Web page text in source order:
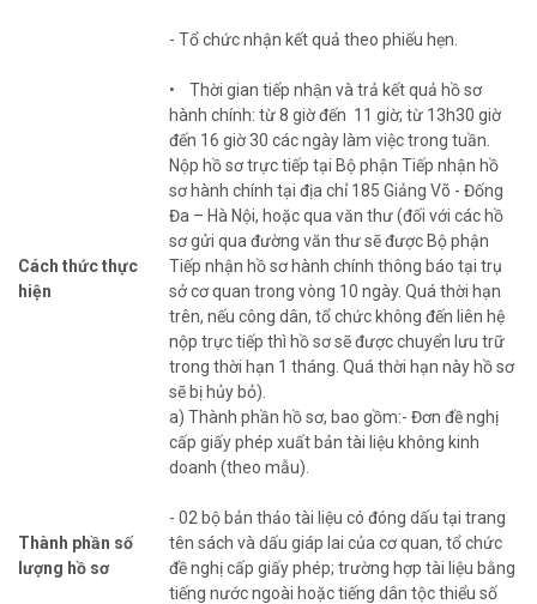
- Tổ chức nhận kết quả theo phiếu hẹn.
• Thời gian tiếp nhận và trả kết quả hồ sơ
hành chính: từ 8 giờ đến 11 giờ; từ 13h30 giờ
đến 16 giờ 30 các ngày làm việc trong tuần.
Cách thức thực
hiện
Nộp hồ sơ trực tiếp tại Bộ phận Tiếp nhận hồ
sơ hành chính tại địa chỉ 185 Giảng Võ - Đống
Đa – Hà Nội, hoặc qua văn thư (đối với các hồ
sơ gửi qua đường văn thư sẽ được Bộ phận
Tiếp nhận hồ sơ hành chính thông báo tại trụ
sở cơ quan trong vòng 10 ngày. Quá thời hạn
trên, nếu công dân, tổ chức không đến liên hệ
nộp trực tiếp thì hồ sơ sẽ được chuyển lưu trữ
trong thời hạn 1 tháng. Quá thời hạn này hồ sơ
sẽ bị hủy bỏ).
Thành phần số
lượng hồ sơ
a) Thành phần hồ sơ, bao gồm:- Đơn đề nghị
cấp giấy phép xuất bản tài liệu không kinh
doanh (theo mẫu).
- 02 bộ bản thảo tài liệu có đóng dấu tại trang
tên sách và dấu giáp lai của cơ quan, tổ chức
đề nghị cấp giấy phép; trường hợp tài liệu bằng
tiếng nước ngoài hoặc tiếng dân tộc thiểu số